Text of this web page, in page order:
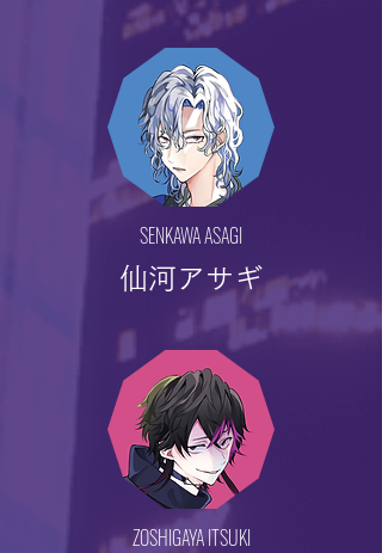
SENKAWA ASAGI
仙河アサギ
ZOSHIGAYA ITSUKI